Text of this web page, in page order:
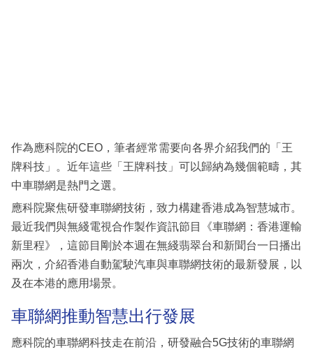
閱
專
區
作為應科院的CEO，筆者經常需要向各界介紹我們的「王
牌科技」。近年這些「王牌科技」可以歸納為幾個範疇，其
中車聯網是熱門之選。
應科院聚焦研發車聯網技術，致力構建香港成為智慧城市。
最近我們與無綫電視合作製作資訊節目《車聯網：香港運輸
新里程》，這節目剛於本週在無綫翡翠台和新聞台一日播出
兩次，介紹香港自動駕駛汽車與車聯網技術的最新發展，以
及在本港的應用場景。
車聯網推動智慧出行發展
應科院的車聯網科技走在前沿，研發融合5G技術的車聯網